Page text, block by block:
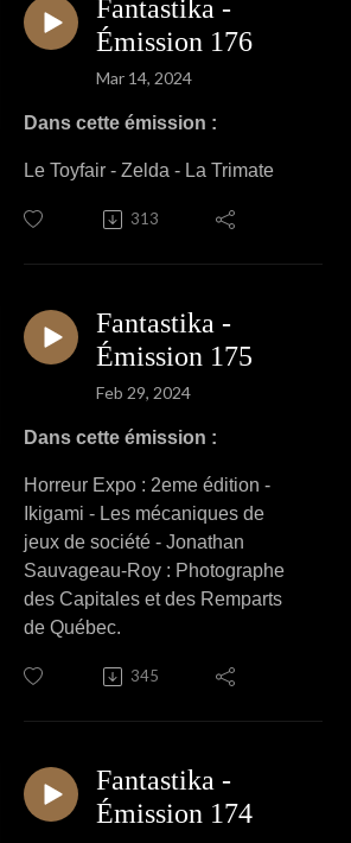
Fantastika -
Émission 176
Mar 14, 2024
Dans cette émission :
Le Toyfair - Zelda - La Trimate
313
Fantastika -
Émission 175
Feb 29, 2024
Dans cette émission :
Horreur Expo : 2eme édition -
Ikigami - Les mécaniques de
jeux de société - Jonathan
Sauvageau-Roy : Photographe
des Capitales et des Remparts
de Québec.
345
Fantastika -
Émission 174